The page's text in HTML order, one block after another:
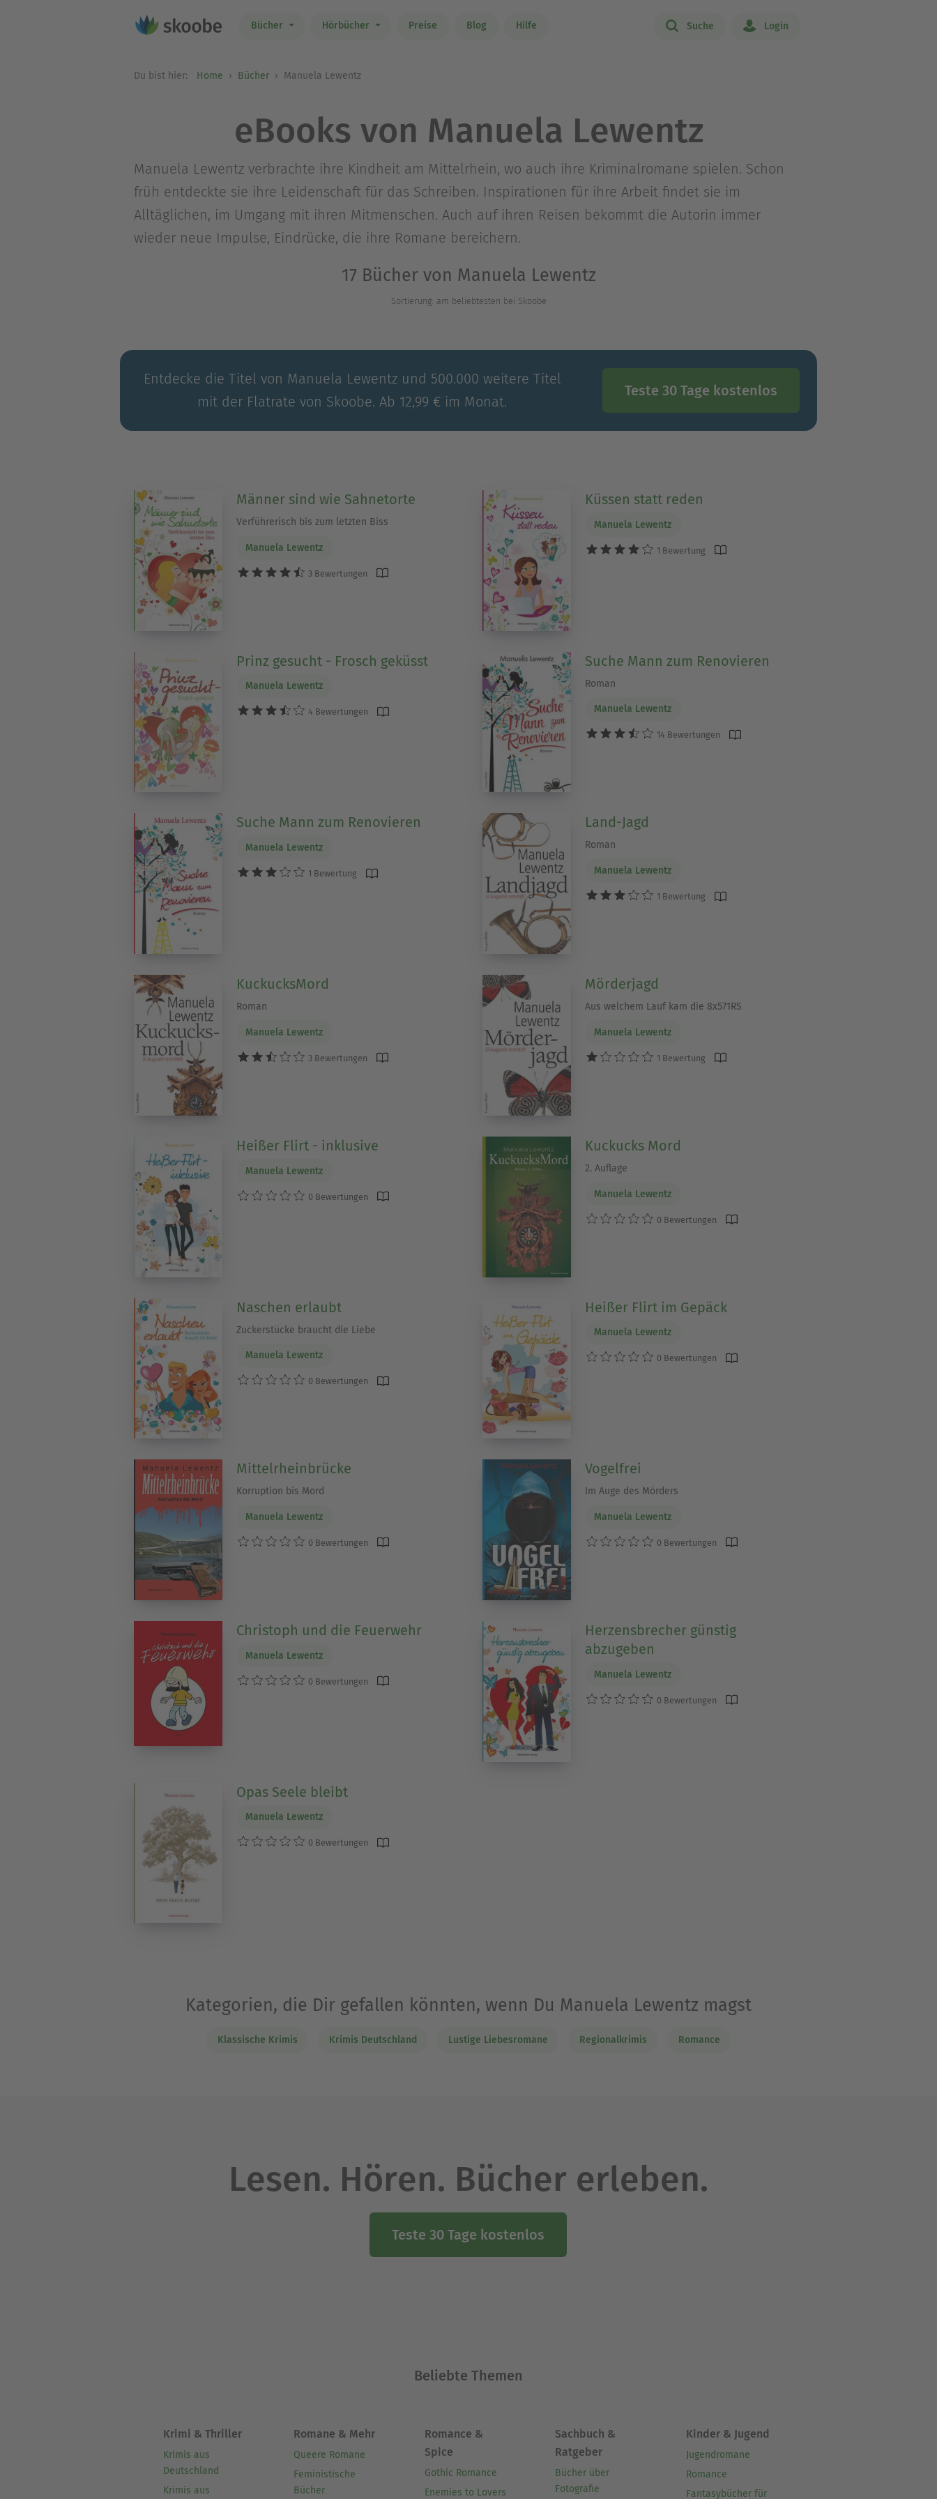
Bücher Hörbücher Preise Blog Hilfe Suche Login
Du bist hier: Home Bücher Manuela Lewentz
eBooks von Manuela Lewentz
Manuela Lewentz verbrachte ihre Kindheit am Mittelrhein, wo auch ihre Kriminalromane spielen. Schon
früh entdeckte sie ihre Leidenschaft für das Schreiben. Inspirationen für ihre Arbeit findet sie im
Alltäglichen, im Umgang mit ihren Mitmenschen. Auch auf ihren Reisen bekommt die Autorin immer
wieder neue Impulse, Eindrücke, die ihre Romane bereichern.
17 Bücher von Manuela Lewentz
Sortierung: am beliebtesten bei Skoobe
Entdecke die Titel von Manuela Lewentz und 500.000 weitere Titel
mit der Flatrate von Skoobe. Ab 12,99 € im Monat.
Teste 30 Tage kostenlos
Männer sind wie Sahnetorte
Verführerisch bis zum letzten Biss
Manuela Lewentz
3 Bewertungen
Küssen statt reden
Manuela Lewentz
1 Bewertung
Prinz gesucht - Frosch geküsst
Manuela Lewentz
4 Bewertungen
Suche Mann zum Renovieren
Roman
Manuela Lewentz
14 Bewertungen
Suche Mann zum Renovieren
Manuela Lewentz
1 Bewertung
Land-Jagd
Roman
Manuela Lewentz
1 Bewertung
KuckucksMord
Roman
Manuela Lewentz
3 Bewertungen
Mörderjagd
Aus welchem Lauf kam die 8x571RS
Manuela Lewentz
1 Bewertung
Heißer Flirt - inklusive
Manuela Lewentz
0 Bewertungen
Kuckucks Mord
2. Auflage
Manuela Lewentz
0 Bewertungen
Naschen erlaubt
Zuckerstücke braucht die Liebe
Manuela Lewentz
0 Bewertungen
Heißer Flirt im Gepäck
Manuela Lewentz
0 Bewertungen
Mittelrheinbrücke
Korruption bis Mord
Manuela Lewentz
0 Bewertungen
Vogelfrei
Im Auge des Mörders
Manuela Lewentz
0 Bewertungen
Christoph und die Feuerwehr
Manuela Lewentz
0 Bewertungen
Herzensbrecher günstig
abzugeben
Manuela Lewentz
0 Bewertungen
Opas Seele bleibt
Manuela Lewentz
0 Bewertungen
Kategorien, die Dir gefallen könnten, wenn Du Manuela Lewentz magst
Klassische Krimis Krimis Deutschland Lustige Liebesromane Regionalkrimis Romance
Lesen. Hören. Bücher erleben.
Teste 30 Tage kostenlos
Beliebte Themen
Krimi & Thriller
Krimis aus
Deutschland
Krimis aus
Romane & Mehr
Queere Romane
Feministische
Bücher
Romance &
Spice
Gothic Romance
Enemies to Lovers
Sachbuch &
Ratgeber
Bücher über
Fotografie
Kinder & Jugend
Jugendromane
Romance
Fantasybücher für